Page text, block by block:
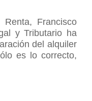
Francisco
y Tributario ha
del alquiler
es lo correcto,
ser incluso más